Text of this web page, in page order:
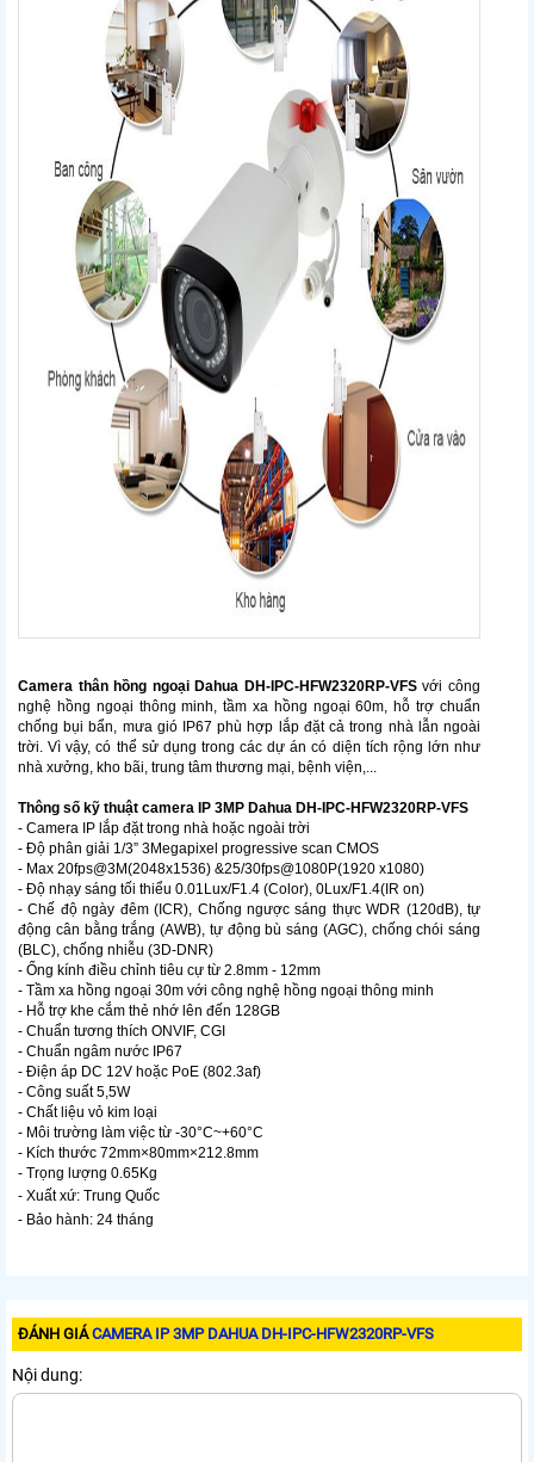
Camera thân hồng ngoại Dahua DH-IPC-HFW2320RP-VFSvới công
nghệ hồng ngoại thông minh, tầm xa hồng ngoại 60m, hỗ trợ chuẩn
chống bụi bẩn, mưa gió IP67 phù hợp lắp đặt cả trong nhà lẫn ngoài
trời. Vì vậy, có thể sử dụng trong các dự án có diện tích rộng lớn như
nhà xưởng, kho bãi, trung tâm thương mại, bệnh viện,...
Thông số kỹ thuật camera IP 3MP Dahua DH-IPC-HFW2320RP-VFS
- Camera IP lắp đặt trong nhà hoặc ngoài trời
- Độ phân giải 1/3” 3Megapixel progressive scan CMOS
- Max 20fps@3M(2048x1536) &25/30fps@1080P(1920 x1080)
- Độ nhạy sáng tối thiểu 0.01Lux/F1.4 (Color), 0Lux/F1.4(IR on)
- Chế độ ngày đêm (ICR), Chống ngược sáng thực WDR (120dB), tự
động cân bằng trắng (AWB), tự động bù sáng (AGC), chống chói sáng
(BLC), chống nhiễu (3D-DNR)
- Ống kính điều chỉnh tiêu cự từ 2.8mm - 12mm
- Tầm xa hồng ngoại 30m với công nghệ hồng ngoại thông minh
- Hỗ trợ khe cắm thẻ nhớ lên đến 128GB
- Chuẩn tương thích ONVIF, CGI
- Chuẩn ngâm nước IP67
- Điện áp DC 12V hoặc PoE (802.3af)
- Công suất 5,5W
- Chất liệu vỏ kim loại
- Môi trường làm việc từ -30°C~+60°C
- Kích thước 72mm×80mm×212.8mm
- Trọng lượng 0.65Kg
- Xuất xứ: Trung Quốc
- Bảo hành: 24 tháng
ĐÁNH GIÁCAMERA IP 3MP DAHUA DH-IPC-HFW2320RP-VFS
Nội dung: